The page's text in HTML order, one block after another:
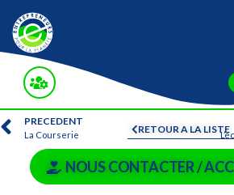
RETOUR A LA LISTE
PRECEDENT
La Courserie
NOUS CONTACTER /